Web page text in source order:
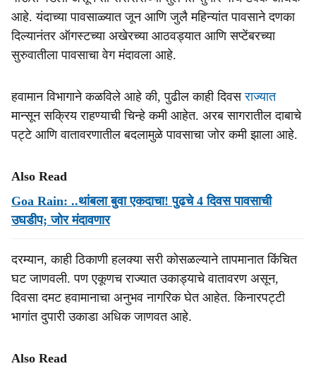
आहे. यंदाच्या पावसाळ्यात जून आणि जुलै महिन्यांत पावसाने दणका
दिल्यानंतर ऑगस्टच्या अखेरच्या आठवड्यात आणि सप्टेंबरच्या
सुरुवातीला पावसाचा वेग मंदावला आहे.
हवामान विभागाने कळविले आहे की, पुढील काही दिवसराज्यात
मान्सून सक्रिय राहण्याची चिन्हे कमी आहेत. अरब सागरातील दाबाचे
पट्टे आणि वातावरणातील बदलामुळे पावसाचा जोर कमी झाला आहे.
Also Read
Goa Rain: ..थांबला बुवा एकदाचा! पुढचे 4 दिवस पावसाची
उघडीप; जोर मंदावणार
दरम्यान, काही ठिकाणी हलक्या सरी कोसळल्याने तापमानात किंचित
घट जाणवली. पण एकूणच राज्यात उकाड्याचे वातावरण असून,
दिवसा दमट हवामानाचा अनुभव नागरिक घेत आहेत. किनारपट्टी
भागांत दुपारी उकाडा अधिक जाणवत आहे.
Also Read